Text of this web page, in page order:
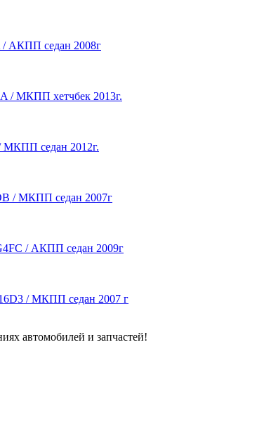
/ АКПП седан 2008г
/ МКПП хетчбек 2013г.
МКПП седан 2012г.
/ МКПП седан 2007г
/ АКПП седан 2009г
/ МКПП седан 2007 г
автомобилей и запчастей!